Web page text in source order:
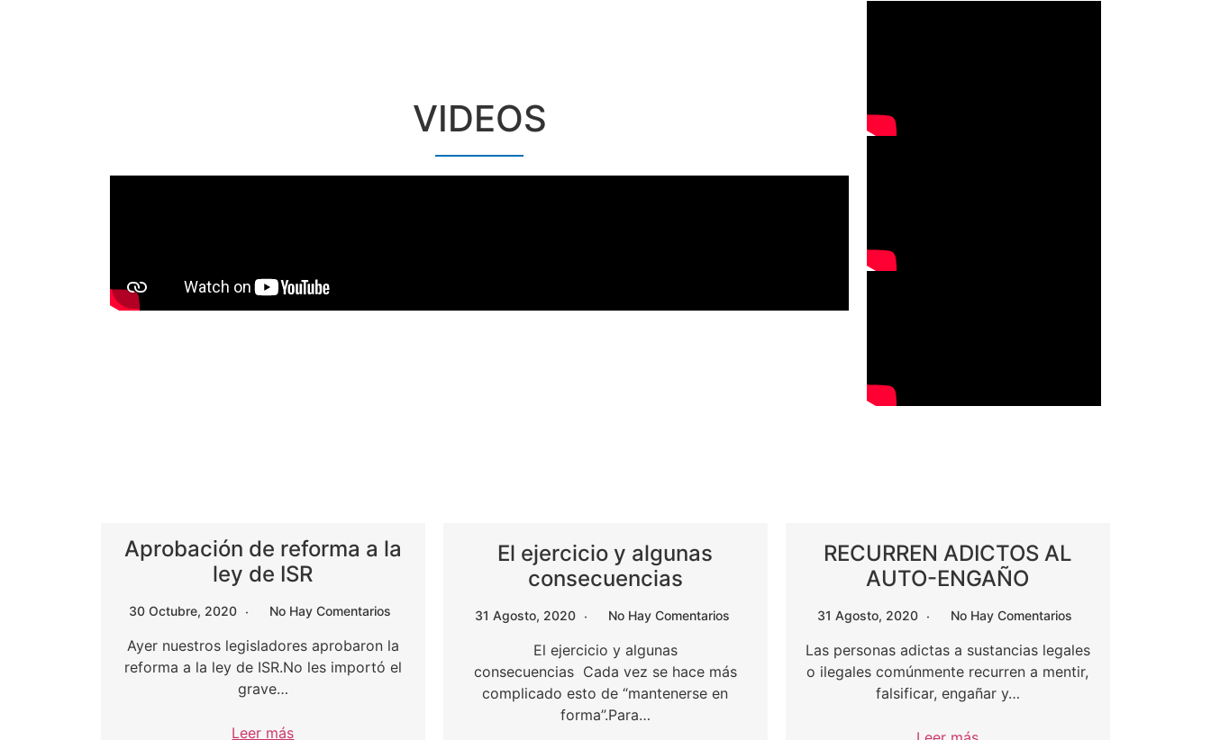
VIDEOS
Aprobación de reforma a la
ley de ISR
30 Octubre, 2020 No Hay Comentarios
Ayer nuestros legisladores aprobaron la
reforma a la ley de ISR.No les importó el
grave…
Leer más
El ejercicio y algunas
consecuencias
31 Agosto, 2020 No Hay Comentarios
El ejercicio y algunas
consecuencias Cada vez se hace más
complicado esto de “mantenerse en
forma”.Para…
RECURREN ADICTOS AL
AUTO-ENGAÑO
31 Agosto, 2020 No Hay Comentarios
Las personas adictas a sustancias legales
o ilegales comúnmente recurren a mentir,
falsificar, engañar y…